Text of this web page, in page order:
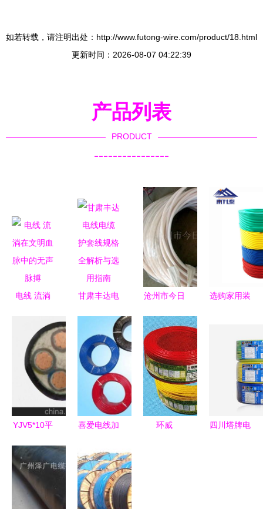
如若转载，请注明出处：http://www.futong-wire.com/product/18.html
更新时间：2026-08-07 04:22:39
产品列表
PRODUCT
----------------
电线 流淌
中的无声脉
搏
甘肃丰达电
套线规格全
解析与选用
指南
沧州市今日
电气设备用
电缆产品列
表
选购家用装
平方多股铜
芯软线为何
成为首选
YJV5*10平
电缆价格与
选购指南，
解析北京科
喜爱电线加
加盟费多
少？投资前
景如何？
环威
四川塔牌电